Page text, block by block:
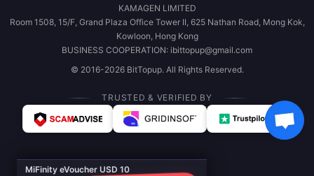
MiFinity eVoucher USD 10
KAMAGEN LIMITED
Room 1508, 15/F, Grand Plaza Office Tower II, 625 Nathan Road, Mong Kok,
Kowloon, Hong Kong
BUSINESS COOPERATION: ibittopup@gmail.com
© 2016-2026 BitTopup. All Rights Reserved.
TRUSTED & VERIFIED BY